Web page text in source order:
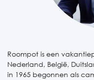
Roompot is een
Nederland, België,
in 1965 begonnen als